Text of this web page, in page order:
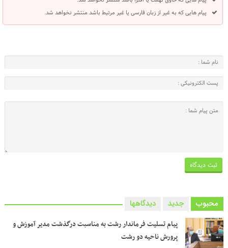
پیام هایی که به غیر از زبان فارسی یا غیر مرتبط باشد منتشر نخواهد شد.
محبوب جدید دیدگاهها
پیام تسلیت فرماندار رشت به مناسبت درگذشت مدیر آموزش و
پرورش ناحیه دو رشت